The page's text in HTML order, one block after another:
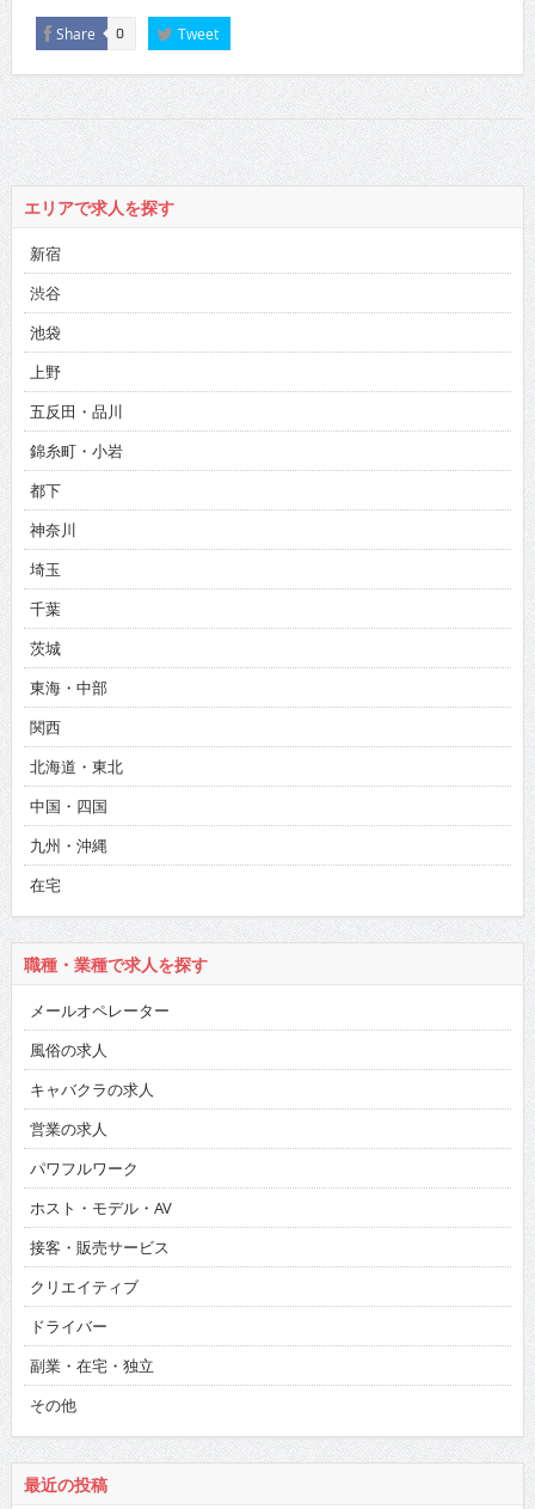
Share 0 Tweet
エリアで求人を探す
新宿
渋谷
池袋
上野
五反田・品川
錦糸町・小岩
都下
神奈川
埼玉
千葉
茨城
東海・中部
関西
北海道・東北
中国・四国
九州・沖縄
在宅
職種・業種で求人を探す
メールオペレーター
風俗の求人
キャバクラの求人
営業の求人
パワフルワーク
ホスト・モデル・AV
接客・販売サービス
クリエイティブ
ドライバー
副業・在宅・独立
その他
最近の投稿